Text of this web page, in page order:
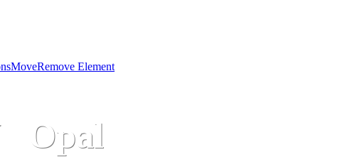
MoveRemove Element
Opal